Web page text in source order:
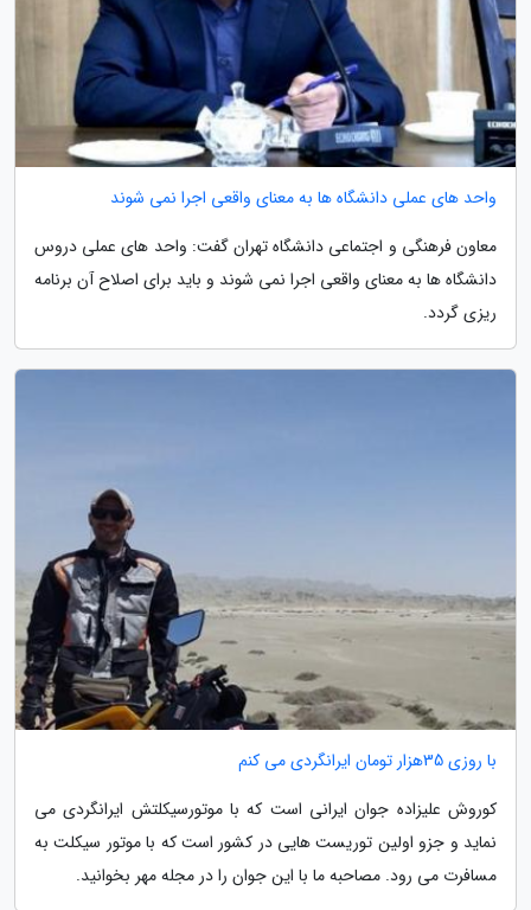
واحد های عملی دانشگاه ها به معنای واقعی اجرا نمی شوند
معاون فرهنگی و اجتماعی دانشگاه تهران گفت: واحد های عملی دروس
دانشگاه ها به معنای واقعی اجرا نمی شوند و باید برای اصلاح آن برنامه
ریزی گردد.
با روزی 35هزار تومان ایرانگردی می کنم
کوروش علیزاده جوان ایرانی است که با موتورسیکلتش ایرانگردی می
نماید و جزو اولین توریست هایی در کشور است که با موتور سیکلت به
مسافرت می رود. مصاحبه ما با این جوان را در مجله مهر بخوانید.